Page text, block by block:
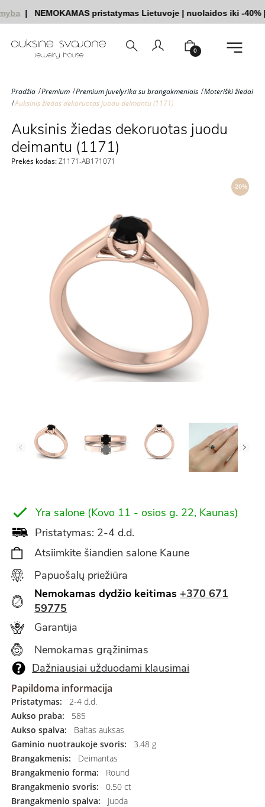
| NEMOKAMAS pristatymas Lietuvoje| nuolaidos iki -40%| |
0
Pradžia Premium Premium juvelyrika su brangakmeniais
Moteriški žiedai
Auksinis žiedas dekoruotas juodu deimantu (1171)
Auksinis žiedas dekoruotas juodu
deimantu (1171)
Prekės kodas:Z1171-AB171071
-20%
Yra salone (Kovo 11 - osios g. 22, Kaunas)
Pristatymas: 2-4 d.d.
Atsiimkite šiandien salone Kaune
Papuošalų priežiūra
Nemokamas dydžio keitimas +370 671
59775
Garantija
Nemokamas grąžinimas
Dažniausiai užduodami klausimai
Papildoma informacija
Pristatymas:
2-4 d.d.
Aukso praba:
585
Aukso spalva:
Baltas auksas
Gaminio nuotraukoje svoris:
3.48 g
Brangakmenis:
Deimantas
Brangakmenio forma:
Round
Brangakmenio svoris:
0.50 ct
Brangakmenio spalva:
Juoda